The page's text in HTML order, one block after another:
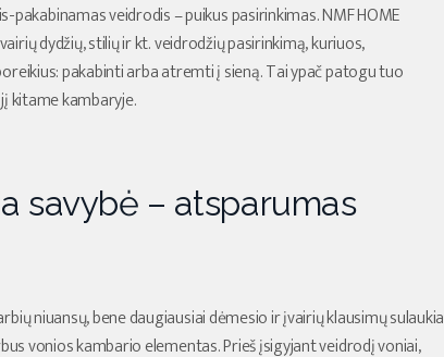
veidrodis – puikus pasirinkimas. NMF HOME
dydžių, stilių ir kt. veidrodžių pasirinkimą, kuriuos,
pakabinti arba atremti į sieną. Tai ypač patogu tuo
kitame kambaryje.
savybė – atsparumas
niuansų, bene daugiausiai dėmesio ir įvairių klausimų sulaukia
vonios kambario elementas. Prieš įsigyjant veidrodį voniai,